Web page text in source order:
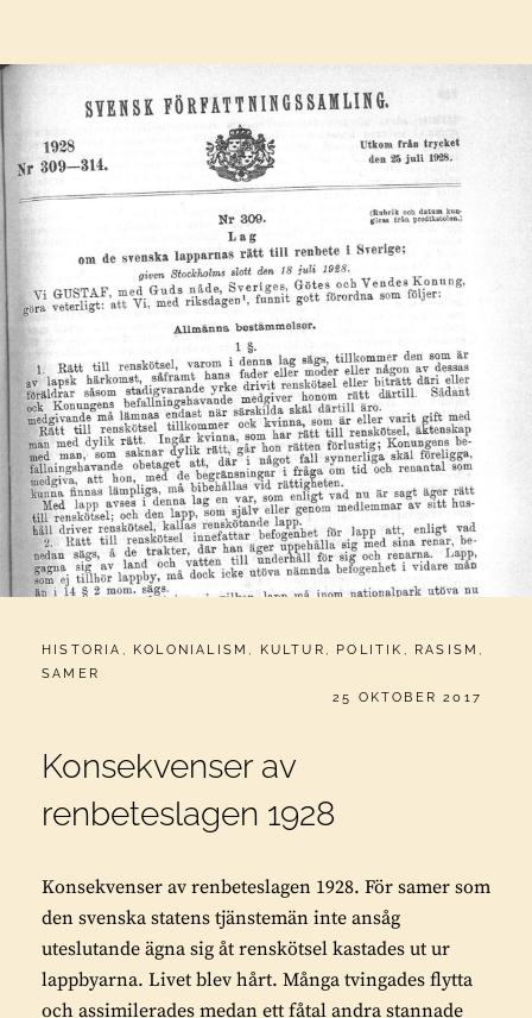
CATEGORIES:
HISTORIA , KOLONIALISM , KULTUR , POLITIK , RASISM ,
SAMER
PUBLICERAT
25 OKTOBER 2017
Konsekvenser av
renbeteslagen 1928
Konsekvenser av renbeteslagen 1928. För samer som
den svenska statens tjänstemän inte ansåg
uteslutande ägna sig åt renskötsel kastades ut ur
lappbyarna. Livet blev hårt. Många tvingades flytta
och assimilerades medan ett fåtal andra stannade